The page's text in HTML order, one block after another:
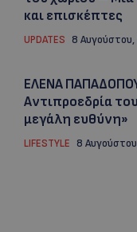
και επισκέπτες
UPDATES 8
ΕΛΕΝΑ
Αντιπροεδρία
μεγάλη ευθύνη»
LIFESTYLE 8